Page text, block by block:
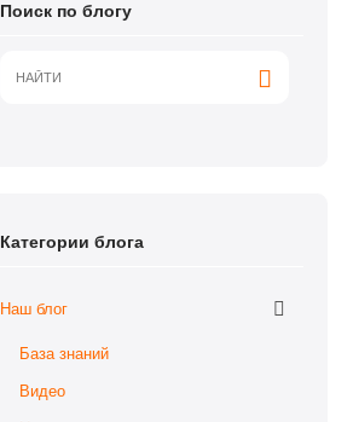
Поиск по блогу
Категории блога
Наш блог
База знаний
Видео